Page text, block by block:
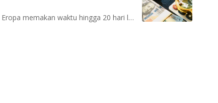
Perjalanan antara pusat produksi Asia dan konsumen Eropa memakan waktu hingga 20 hari lebih lama